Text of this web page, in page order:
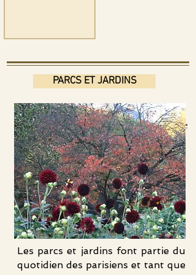
PARCS ET JARDINS
Les parcs et jardins font partie du
quotidien des parisiens et tant que